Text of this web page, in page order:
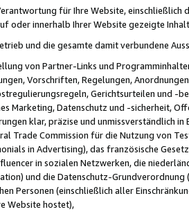
für Ihre Website,
oder innerhalb Ihrer Website gezeigte
und die gesamte damit verbundene
von Partner-Links und
Vorschriften, Regelungen,
Gerichtsurteilen und -
Marketing, Datenschutz und -sicherheit,
klar, präzise und unmissverständlich
Trade Commission für die Nutzung von
in Advertising), das französische
in sozialen Netzwerken, die
und die Datenschutz-
Personen (einschließlich aller
Website hostet),